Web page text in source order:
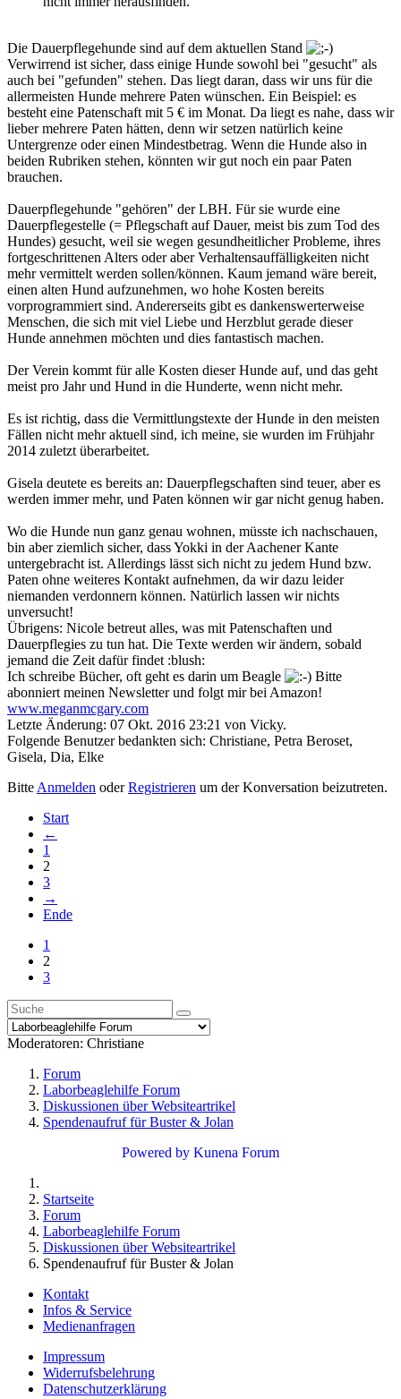
Die Dauerpflegehunde sind auf dem aktuellen Stand
Verwirrend ist sicher, dass einige Hunde sowohl bei "gesucht" als
auch bei "gefunden" stehen. Das liegt daran, dass wir uns für die
allermeisten Hunde mehrere Paten wünschen. Ein Beispiel: es
besteht eine Patenschaft mit 5 € im Monat. Da liegt es nahe, dass wir
lieber mehrere Paten hätten, denn wir setzen natürlich keine
Untergrenze oder einen Mindestbetrag. Wenn die Hunde also in
beiden Rubriken stehen, könnten wir gut noch ein paar Paten
brauchen.
Dauerpflegehunde "gehören" der LBH. Für sie wurde eine
Dauerpflegestelle (= Pflegschaft auf Dauer, meist bis zum Tod des
Hundes) gesucht, weil sie wegen gesundheitlicher Probleme, ihres
fortgeschrittenen Alters oder aber Verhaltensauffälligkeiten nicht
mehr vermittelt werden sollen/können. Kaum jemand wäre bereit,
einen alten Hund aufzunehmen, wo hohe Kosten bereits
vorprogrammiert sind. Andererseits gibt es dankenswerterweise
Menschen, die sich mit viel Liebe und Herzblut gerade dieser
Hunde annehmen möchten und dies fantastisch machen.
Der Verein kommt für alle Kosten dieser Hunde auf, und das geht
meist pro Jahr und Hund in die Hunderte, wenn nicht mehr.
Es ist richtig, dass die Vermittlungstexte der Hunde in den meisten
Fällen nicht mehr aktuell sind, ich meine, sie wurden im Frühjahr
2014 zuletzt überarbeitet.
Gisela deutete es bereits an: Dauerpflegschaften sind teuer, aber es
werden immer mehr, und Paten können wir gar nicht genug haben.
Wo die Hunde nun ganz genau wohnen, müsste ich nachschauen,
bin aber ziemlich sicher, dass Yokki in der Aachener Kante
untergebracht ist. Allerdings lässt sich nicht zu jedem Hund bzw.
Paten ohne weiteres Kontakt aufnehmen, da wir dazu leider
niemanden verdonnern können. Natürlich lassen wir nichts
unversucht!
Übrigens: Nicole betreut alles, was mit Patenschaften und
Dauerpflegies zu tun hat. Die Texte werden wir ändern, sobald
jemand die Zeit dafür findet :blush:
Ich schreibe Bücher, oft geht es darin um Beagle
Bitte
abonniert meinen Newsletter und folgt mir bei Amazon!
www.meganmcgary.com
Letzte Änderung: 07 Okt. 2016 23:21 von Vicky.
Folgende Benutzer bedankten sich: Christiane, Petra Beroset,
Gisela, Dia, Elke
Bitte Anmelden oderRegistrieren um der Konversation beizutreten.
Start
←
1
2
3
→
Ende
1
2
3
Moderatoren: Christiane
Forum
Laborbeaglehilfe Forum
Diskussionen über Websiteartrikel
Spendenaufruf für Buster & Jolan
Powered by Kunena Forum
Startseite
Forum
Laborbeaglehilfe Forum
Diskussionen über Websiteartrikel
Spendenaufruf für Buster & Jolan
Kontakt
Infos & Service
Medienanfragen
Impressum
Widerrufsbelehrung
Datenschutzerklärung